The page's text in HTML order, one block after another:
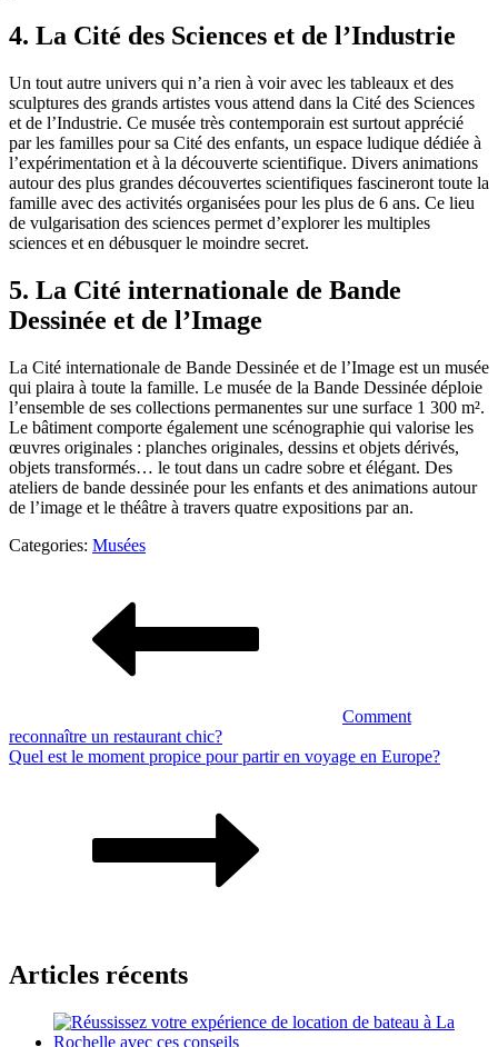
4. La Cité des Sciences et de l’Industrie
Un tout autre univers qui n’a rien à voir avec les tableaux et des
sculptures des grands artistes vous attend dans la Cité des Sciences
et de l’Industrie. Ce musée très contemporain est surtout apprécié
par les familles pour sa Cité des enfants, un espace ludique dédiée à
l’expérimentation et à la découverte scientifique. Divers animations
autour des plus grandes découvertes scientifiques fascineront toute la
famille avec des activités organisées pour les plus de 6 ans. Ce lieu
de vulgarisation des sciences permet d’explorer les multiples
sciences et en débusquer le moindre secret.
5. La Cité internationale de Bande
Dessinée et de l’Image
La Cité internationale de Bande Dessinée et de l’Image est un musée
qui plaira à toute la famille. Le musée de la Bande Dessinée déploie
l’ensemble de ses collections permanentes sur une surface 1 300 m².
Le bâtiment comporte également une scénographie qui valorise les
œuvres originales : planches originales, dessins et objets dérivés,
objets transformés… le tout dans un cadre sobre et élégant. Des
ateliers de bande dessinée pour les enfants et des animations autour
de l’image et le théâtre à travers quatre expositions par an.
Categories: Musées
l’article
Comment
reconnaître un restaurant chic?
Quel est le moment propice pour partir en voyage en Europe?
Articles récents